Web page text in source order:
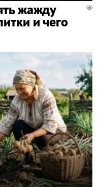
жажду
и чего